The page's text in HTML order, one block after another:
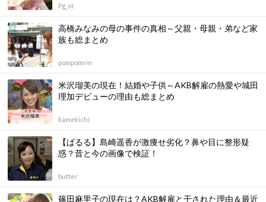
Pg_st
高橋みなみの母の事件の真相～父親・母親・弟など家
族も総まとめ
pompomrin
米沢瑠美の現在！結婚や子供～AKB解雇の熱愛や城田
理加デビューの理由も総まとめ
kamekichi
【ぱるる】島崎遥香が激痩せ劣化？鼻や目に整形疑
惑？昔と今の画像で検証！
butter
篠田麻里子の現在は？AKB解雇と干された理由＆最近